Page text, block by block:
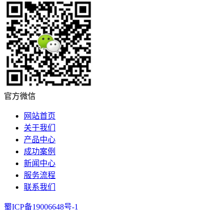
官方微信
网站首页
关于我们
产品中心
成功案例
新闻中心
服务流程
联系我们
蜀ICP备19006648号-1